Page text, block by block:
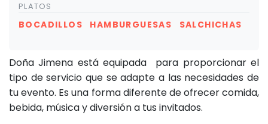
PLATOS
BOCADILLOS HAMBURGUESAS SALCHICHAS
Doña Jimena está equipada para proporcionar el
tipo de servicio que se adapte a las necesidades de
tu evento. Es una forma diferente de ofrecer comida,
bebida, música y diversión a tus invitados.